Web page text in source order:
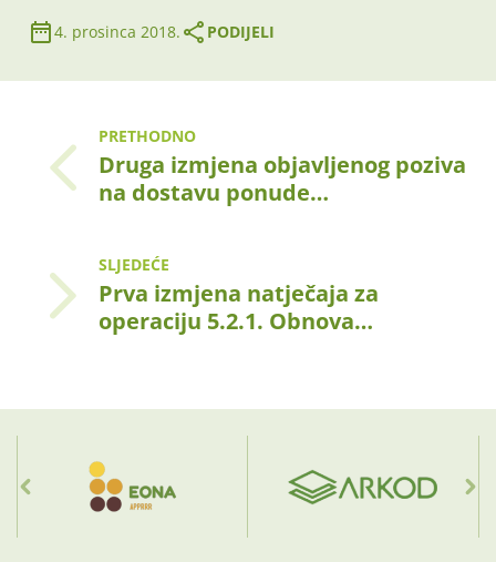
4. prosinca 2018. PODIJELI
PRETHODNO
Druga izmjena objavljenog poziva
na dostavu ponude…
SLJEDEĆE
Prva izmjena natječaja za
operaciju 5.2.1. Obnova…